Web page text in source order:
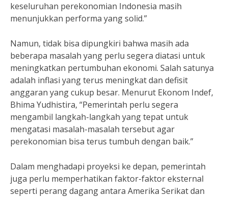
keseluruhan perekonomian Indonesia masih
menunjukkan performa yang solid.”
Namun, tidak bisa dipungkiri bahwa masih ada
beberapa masalah yang perlu segera diatasi untuk
meningkatkan pertumbuhan ekonomi. Salah satunya
adalah inflasi yang terus meningkat dan defisit
anggaran yang cukup besar. Menurut Ekonom Indef,
Bhima Yudhistira, “Pemerintah perlu segera
mengambil langkah-langkah yang tepat untuk
mengatasi masalah-masalah tersebut agar
perekonomian bisa terus tumbuh dengan baik.”
Dalam menghadapi proyeksi ke depan, pemerintah
juga perlu memperhatikan faktor-faktor eksternal
seperti perang dagang antara Amerika Serikat dan